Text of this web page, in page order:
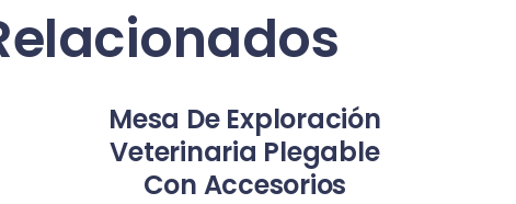
Mesa De Exploración
Veterinaria Plegable
Con Accesorios